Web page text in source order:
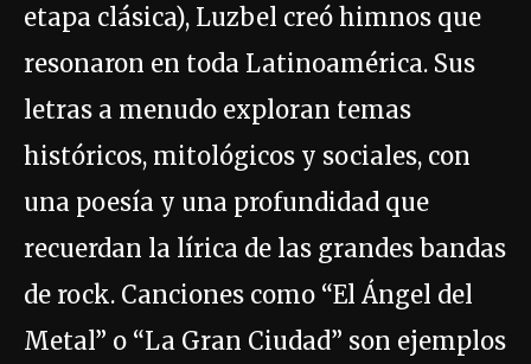
etapa clásica), Luzbel creó himnos que
resonaron en toda Latinoamérica. Sus
letras a menudo exploran temas
históricos, mitológicos y sociales, con
una poesía y una profundidad que
recuerdan la lírica de las grandes bandas
de rock. Canciones como “El Ángel del
Metal” o “La Gran Ciudad” son ejemplos